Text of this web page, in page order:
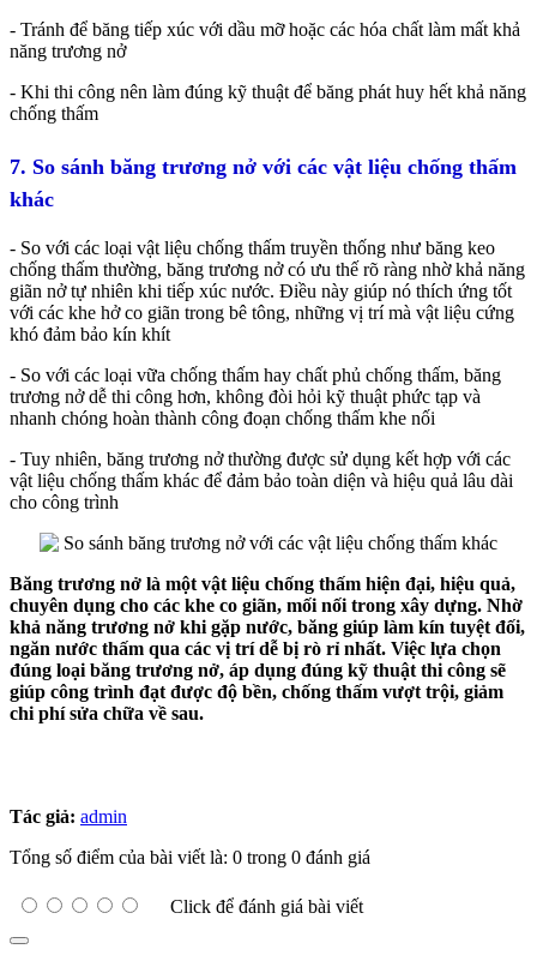
- Tránh để băng tiếp xúc với dầu mỡ hoặc các hóa chất làm mất khả
năng trương nở
- Khi thi công nên làm đúng kỹ thuật để băng phát huy hết khả năng
chống thấm
7. So sánh băng trương nở với các vật liệu chống thấm
khác
- So với các loại vật liệu chống thấm truyền thống như băng keo
chống thấm thường, băng trương nở có ưu thế rõ ràng nhờ khả năng
giãn nở tự nhiên khi tiếp xúc nước. Điều này giúp nó thích ứng tốt
với các khe hở co giãn trong bê tông, những vị trí mà vật liệu cứng
khó đảm bảo kín khít
- So với các loại vữa chống thấm hay chất phủ chống thấm, băng
trương nở dễ thi công hơn, không đòi hỏi kỹ thuật phức tạp và
nhanh chóng hoàn thành công đoạn chống thấm khe nối
- Tuy nhiên, băng trương nở thường được sử dụng kết hợp với các
vật liệu chống thấm khác để đảm bảo toàn diện và hiệu quả lâu dài
cho công trình
Băng trương nở là một vật liệu chống thấm hiện đại, hiệu quả,
chuyên dụng cho các khe co giãn, mối nối trong xây dựng. Nhờ
khả năng trương nở khi gặp nước, băng giúp làm kín tuyệt đối,
ngăn nước thấm qua các vị trí dễ bị rò rỉ nhất. Việc lựa chọn
đúng loại băng trương nở, áp dụng đúng kỹ thuật thi công sẽ
giúp công trình đạt được độ bền, chống thấm vượt trội, giảm
chi phí sửa chữa về sau.
Tác giả: admin
Tổng số điểm của bài viết là: 0 trong 0 đánh giá
Click để đánh giá bài viết